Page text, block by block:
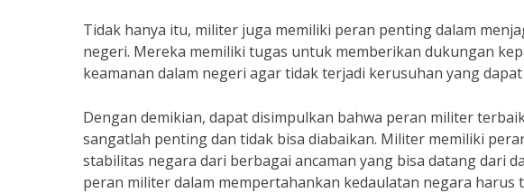
Tidak hanya itu, militer juga memiliki peran penting dalam
negeri. Mereka memiliki tugas untuk memberikan dukungan
keamanan dalam negeri agar tidak terjadi kerusuhan yang
Dengan demikian, dapat disimpulkan bahwa peran militer
sangatlah penting dan tidak bisa diabaikan. Militer memiliki
stabilitas negara dari berbagai ancaman yang bisa datang dari
peran militer dalam mempertahankan kedaulatan negara